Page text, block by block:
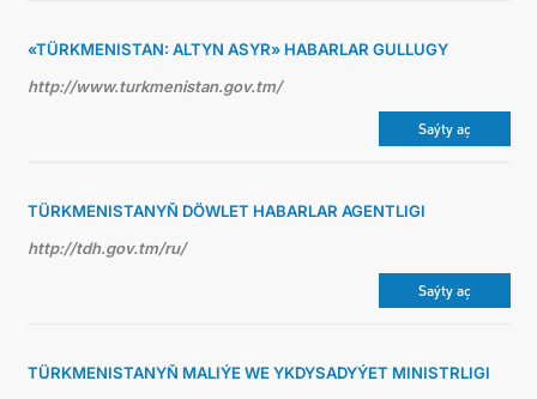
«TÜRKMENISTAN: ALTYN ASYR» HABARLAR GULLUGY
http://www.turkmenistan.gov.tm/
Saýty aç
TÜRKMENISTANYŇ DÖWLET HABARLAR AGENTLIGI
http://tdh.gov.tm/ru/
Saýty aç
TÜRKMENISTANYŇ MALIÝE WE YKDYSADYÝET MINISTRLIGI